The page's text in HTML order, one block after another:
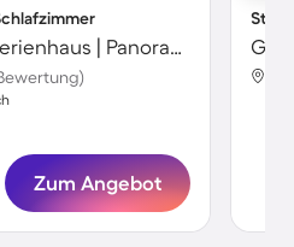
Voll ausgestattetes Ferienhaus | Panoramablick | Hunde erlaubt
Zum Angebot